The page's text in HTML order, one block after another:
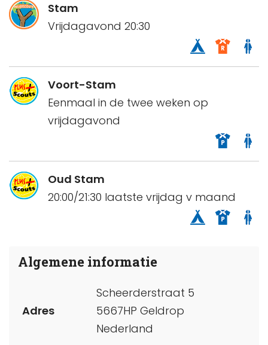
Stam
Vrijdagavond 20:30
Voort-Stam
Eenmaal in de twee weken op
vrijdagavond
Oud Stam
20:00/21:30 laatste vrijdag v maand
Algemene informatie
Adres
Scheerderstraat 5
5667HP Geldrop
Nederland